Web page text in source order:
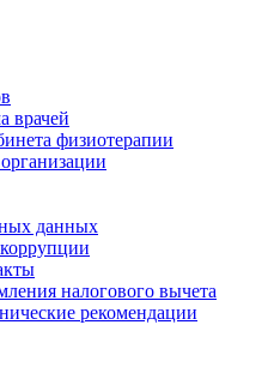
врачей
физиотерапии
данных
налогового вычета
рекомендации